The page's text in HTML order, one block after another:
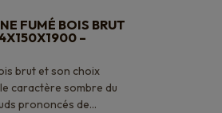
FUMÉ BOIS BRUT
–
brut et son choix
caractère sombre du
prononcés de...